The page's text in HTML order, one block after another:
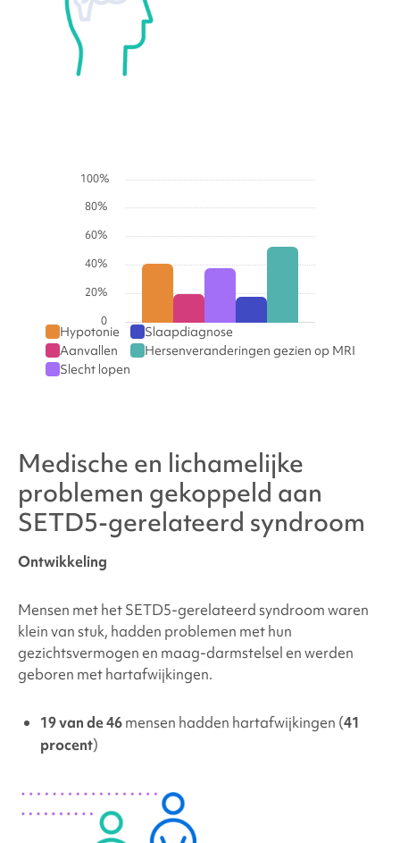
Graphs
100%
80%
60%
40%
20%
0
Hypotonie
Aanvallen
Slecht lopen
Slaapdiagnose
Hersenveranderingen gezien op MRI
Medische en lichamelijke
problemen gekoppeld aan
SETD5-gerelateerd syndroom
Ontwikkeling
Mensen met hetSETD5-gerelateerd syndroomwaren
klein van stuk, hadden problemen met hun
gezichtsvermogen en maag-darmstelsel en werden
geboren met hartafwijkingen.
19 van de 46mensen hadden hartafwijkingen (41
procent)